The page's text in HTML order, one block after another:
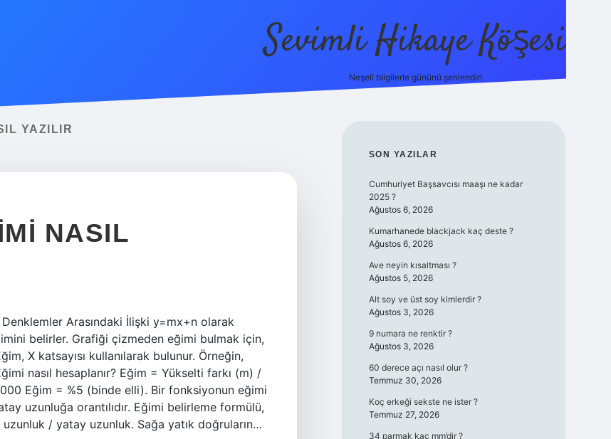
Sevimli Hikaye Köşesi
Neşeli bilgilerle gününü şenlendir!
YAZILIR
NASIL
Arasındaki İlişki y=mx+n olarak
belirler. Grafiği çizmeden eğimi bulmak için,
X katsayısı kullanılarak bulunur. Örneğin,
nasıl hesaplanır? Eğim = Yükselti farkı (m) /
Eğim = %5 (binde elli). Bir fonksiyonun eğimi
uzunluğa orantılıdır. Eğimi belirleme formülü,
/ yatay uzunluk. Sağa yatık doğruların…
SIDEBAR
SON YAZILAR
Cumhuriyet Başsavcısı maaşı ne kadar
2025 ?
Ağustos 6, 2026
Kumarhanede blackjack kaç deste ?
Ağustos 6, 2026
Ave neyin kısaltması ?
Ağustos 5, 2026
Alt soy ve üst soy kimlerdir ?
Ağustos 3, 2026
9 numara ne renktir ?
Ağustos 3, 2026
60 derece açı nasıl olur ?
Temmuz 30, 2026
Koç erkeği sekste ne ister ?
Temmuz 27, 2026
34 parmak kaç mm’dir ?